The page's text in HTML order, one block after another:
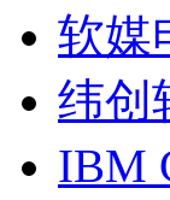
软媒
纬创
IBM